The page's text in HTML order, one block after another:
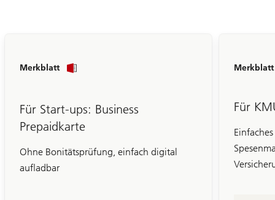
Für Start-ups: Business
Prepaidkarte
Ohne Bonitätsprüfung, einfach digital
aufladbar
Merkblatt
Für
Merkblatt